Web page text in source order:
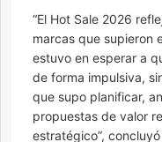
“El Hot Sale 2026
marcas que supieron
estuvo en esperar a
de forma impulsiva,
que supo planificar,
propuestas de valor
estratégico”,